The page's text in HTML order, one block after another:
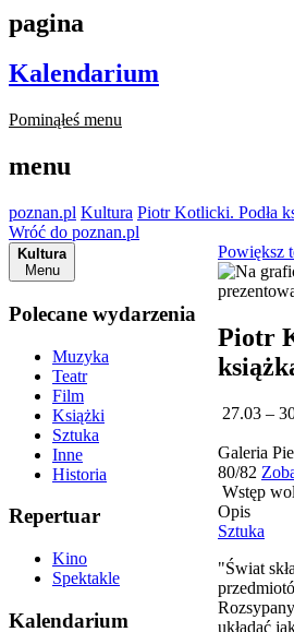
pagina
Kalendarium
Pominąłeś menu
menu
poznan.pl Kultura Piotr Kotlicki. Podła
Wróć do poznan.pl
Kultura
Menu
Polecane wydarzenia
Muzyka
Teatr
Film
Książki
Sztuka
Inne
Historia
Repertuar
Kino
Spektakle
Kalendarium
Powiększ
Piotr
27.03 –
Galeria
80/82
Wstęp
Opis
Sztuka
"Świat
układać